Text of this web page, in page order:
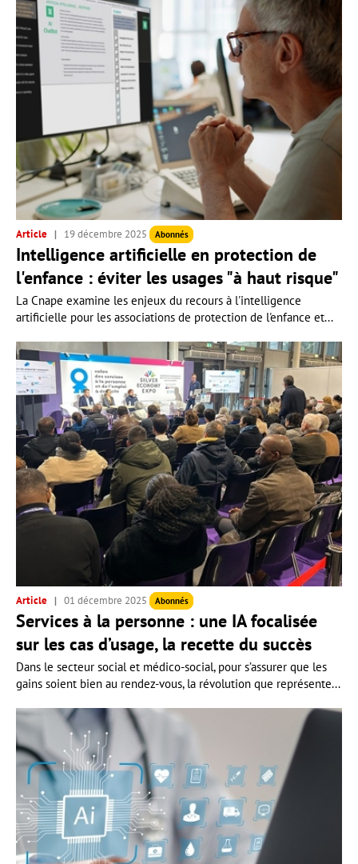
Article 19 décembre 2025 Abonnés
Intelligence artificielle en protection de
l'enfance : éviter les usages "à haut risque"
La Cnape examine les enjeux du recours à l'intelligence
artificielle pour les associations de protection de l'enfance et...
Article 01 décembre 2025 Abonnés
Services à la personne : une IA focalisée
sur les cas d’usage, la recette du succès
Dans le secteur social et médico-social, pour s’assurer que les
gains soient bien au rendez-vous, la révolution que représente...